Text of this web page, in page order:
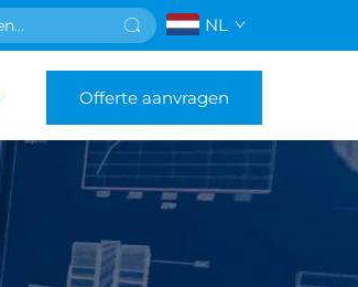
NL
Offerte aanvragen